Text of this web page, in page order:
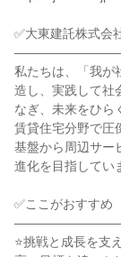
✅大東建託株式会
私たちは、「我が
造し、実践して社
なぎ、未来をひら
賃貸住宅分野で圧
基盤から周辺サー
進化を目指してい
✅ここがおすすめ
⭐挑戦と成長を支